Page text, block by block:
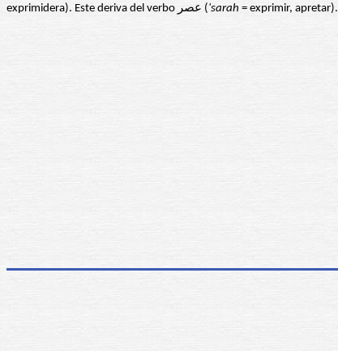
exprimidera). Este deriva del verbo عصر ('sarah = exprimir, apretar).